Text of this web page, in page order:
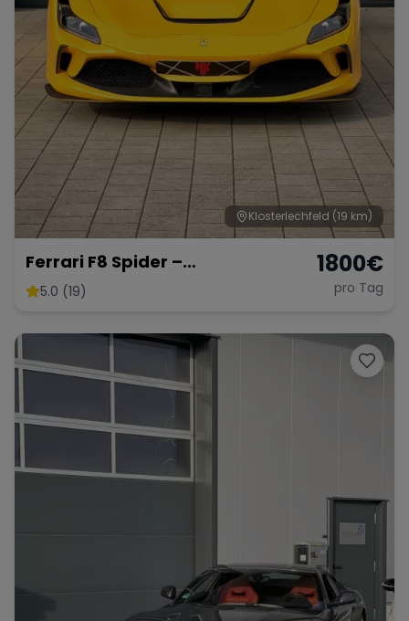
Klosterlechfeld (19 km)
Ferrari F8 Spider –
Atemberaubendes Cabrio
5.0 (19)
1800€
pro Tag